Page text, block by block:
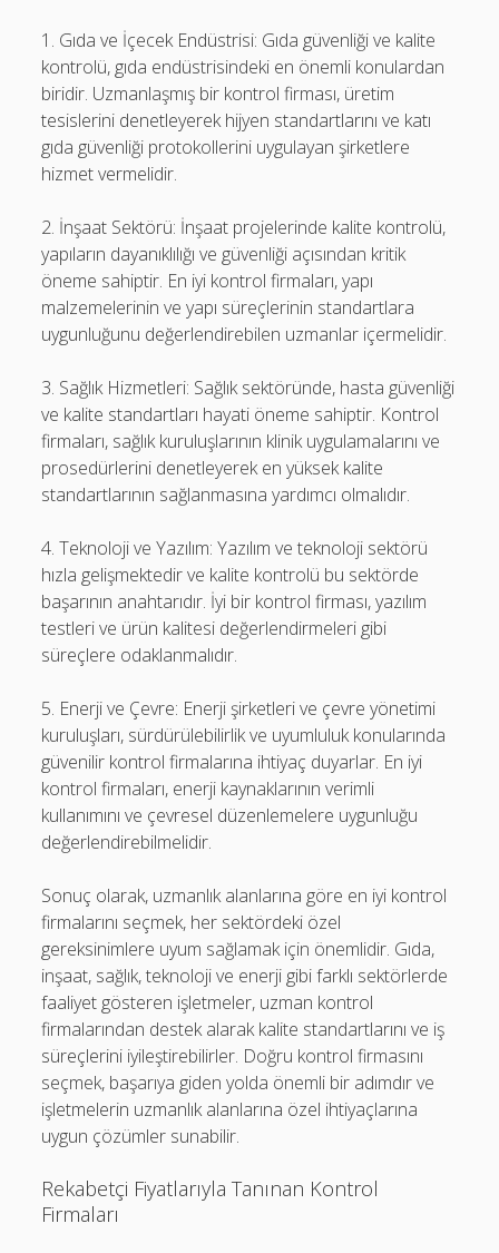
1. Gıda ve İçecek Endüstrisi: Gıda güvenliği ve kalite
kontrolü, gıda endüstrisindeki en önemli konulardan
biridir. Uzmanlaşmış bir kontrol firması, üretim
tesislerini denetleyerek hijyen standartlarını ve katı
gıda güvenliği protokollerini uygulayan şirketlere
hizmet vermelidir.
2. İnşaat Sektörü: İnşaat projelerinde kalite kontrolü,
yapıların dayanıklılığı ve güvenliği açısından kritik
öneme sahiptir. En iyi kontrol firmaları, yapı
malzemelerinin ve yapı süreçlerinin standartlara
uygunluğunu değerlendirebilen uzmanlar içermelidir.
3. Sağlık Hizmetleri: Sağlık sektöründe, hasta güvenliği
ve kalite standartları hayati öneme sahiptir. Kontrol
firmaları, sağlık kuruluşlarının klinik uygulamalarını ve
prosedürlerini denetleyerek en yüksek kalite
standartlarının sağlanmasına yardımcı olmalıdır.
4. Teknoloji ve Yazılım: Yazılım ve teknoloji sektörü
hızla gelişmektedir ve kalite kontrolü bu sektörde
başarının anahtarıdır. İyi bir kontrol firması, yazılım
testleri ve ürün kalitesi değerlendirmeleri gibi
süreçlere odaklanmalıdır.
5. Enerji ve Çevre: Enerji şirketleri ve çevre yönetimi
kuruluşları, sürdürülebilirlik ve uyumluluk konularında
güvenilir kontrol firmalarına ihtiyaç duyarlar. En iyi
kontrol firmaları, enerji kaynaklarının verimli
kullanımını ve çevresel düzenlemelere uygunluğu
değerlendirebilmelidir.
Sonuç olarak, uzmanlık alanlarına göre en iyi kontrol
firmalarını seçmek, her sektördeki özel
gereksinimlere uyum sağlamak için önemlidir. Gıda,
inşaat, sağlık, teknoloji ve enerji gibi farklı sektörlerde
faaliyet gösteren işletmeler, uzman kontrol
firmalarından destek alarak kalite standartlarını ve iş
süreçlerini iyileştirebilirler. Doğru kontrol firmasını
seçmek, başarıya giden yolda önemli bir adımdır ve
işletmelerin uzmanlık alanlarına özel ihtiyaçlarına
uygun çözümler sunabilir.
Rekabetçi Fiyatlarıyla Tanınan Kontrol
Firmaları